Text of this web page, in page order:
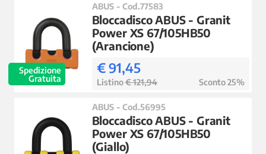
Spedizione
Gratuita
ABUS - Cod.77583
Bloccadisco ABUS - Granit
Power XS 67/105HB50
(Arancione)
€ 91,45
Listino€ 121,94 Sconto 25%
ABUS - Cod.56995
Bloccadisco ABUS - Granit
Power XS 67/105HB50
(Giallo)